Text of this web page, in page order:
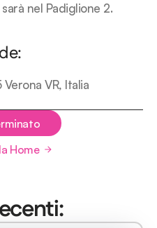
nel Padiglione 2.
Verona VR, Italia
Home